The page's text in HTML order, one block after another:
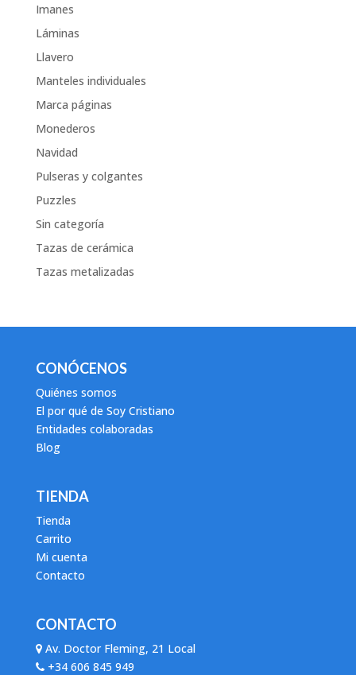
Imanes
Láminas
Llavero
Manteles individuales
Marca páginas
Monederos
Navidad
Pulseras y colgantes
Puzzles
Sin categoría
Tazas de cerámica
Tazas metalizadas
CONÓCENOS
Quiénes somos
El por qué de Soy Cristiano
Entidades colaboradas
Blog
TIENDA
Tienda
Carrito
Mi cuenta
Contacto
CONTACTO
Av. Doctor Fleming, 21 Local
+34 606 845 949